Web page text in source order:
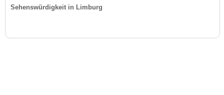
Sehenswürdigkeit in Limburg